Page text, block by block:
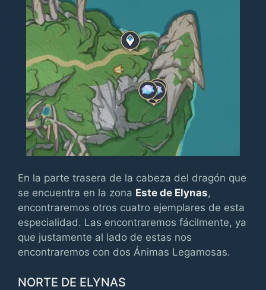
En la parte trasera de la cabeza del dragón que
se encuentra en la zona Este de Elynas,
encontraremos otros cuatro ejemplares de esta
especialidad. Las encontraremos fácilmente, ya
que justamente al lado de estas nos
encontraremos con dos Ánimas Legamosas.
NORTE DE ELYNAS